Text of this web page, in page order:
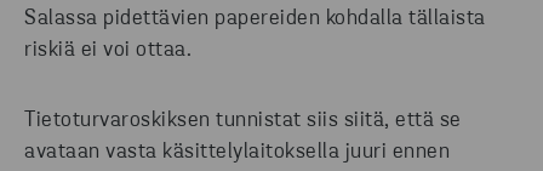
Salassa pidettävien papereiden kohdalla tällaista
riskiä ei voi ottaa.
Tietoturvaroskiksen tunnistat siis siitä, että se
avataan vasta käsittelylaitoksella juuri ennen